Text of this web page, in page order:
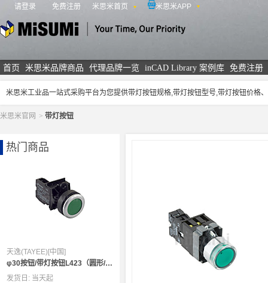
请登录 免费注册 米思米首页 米思米APP
首页 米思米品牌商品 代理品牌一览 inCAD Library 案例库 免费注册
米思米工业品一站式采购平台为您提供带灯按钮规格,带灯按钮型号,带灯按钮价
米思米官网 > 带灯按钮
热门商品
天逸(TAYEE)[中国]
φ30按钮/带灯按钮L423（圆形/正方形）
发货日: 当天起